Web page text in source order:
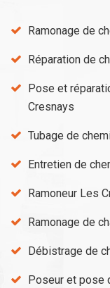
Ramonage de
Réparation de
Pose et
Cresnays
Tubage de
Entretien de
Ramoneur Les
Ramonage de
Débistrage de
Poseur et pose